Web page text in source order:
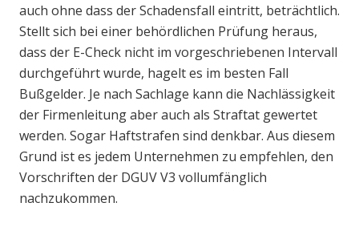
auch ohne dass der Schadensfall eintritt, beträchtlich.
Stellt sich bei einer behördlichen Prüfung heraus,
dass der E-Check nicht im vorgeschriebenen Intervall
durchgeführt wurde, hagelt es im besten Fall
Bußgelder. Je nach Sachlage kann die Nachlässigkeit
der Firmenleitung aber auch als Straftat gewertet
werden. Sogar Haftstrafen sind denkbar. Aus diesem
Grund ist es jedem Unternehmen zu empfehlen, den
Vorschriften der DGUV V3 vollumfänglich
nachzukommen.